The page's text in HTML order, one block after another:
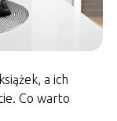
a ich
Co warto